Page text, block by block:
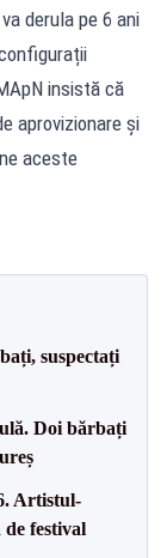
derula pe 6 ani
insistă că
aprovizionare și
aceste
suspectați
Doi bărbați
Artistul-
festival